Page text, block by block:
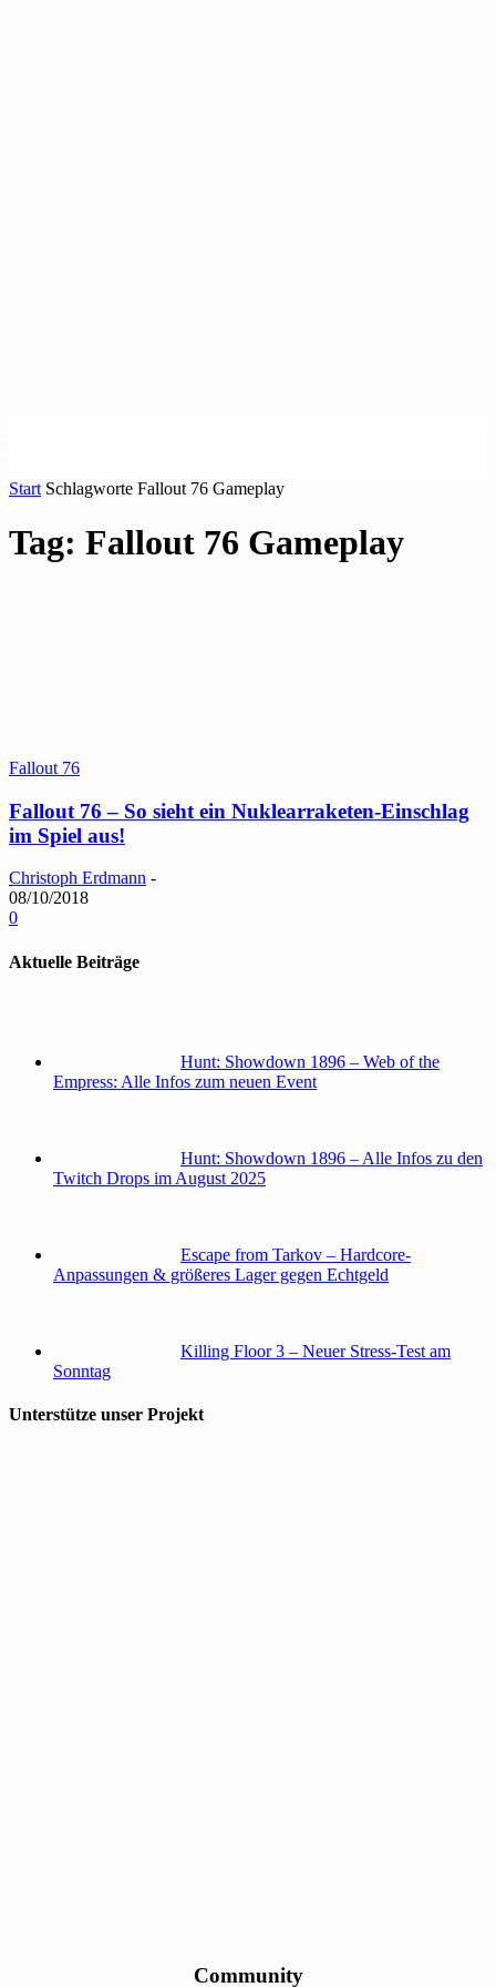
Start Schlagworte Fallout 76 Gameplay
Tag: Fallout 76 Gameplay
Fallout 76
Fallout 76 – So sieht ein Nuklearraketen-Einschlag
im Spiel aus!
Christoph Erdmann -
08/10/2018
0
Aktuelle Beiträge
Hunt: Showdown 1896 – Web of the
Empress: Alle Infos zum neuen Event
Hunt: Showdown 1896 – Alle Infos zu den
Twitch Drops im August 2025
Escape from Tarkov – Hardcore-
Anpassungen & größeres Lager gegen Echtgeld
Killing Floor 3 – Neuer Stress-Test am
Sonntag
Unterstütze unser Projekt
Community